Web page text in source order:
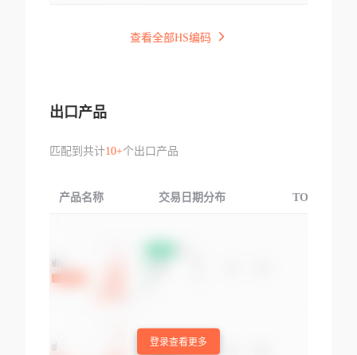
查看全部HS编码
出口产品
匹配到共计10+个出口产品
产品名称 交易日期分布 TOP3交易国
登录查看更多